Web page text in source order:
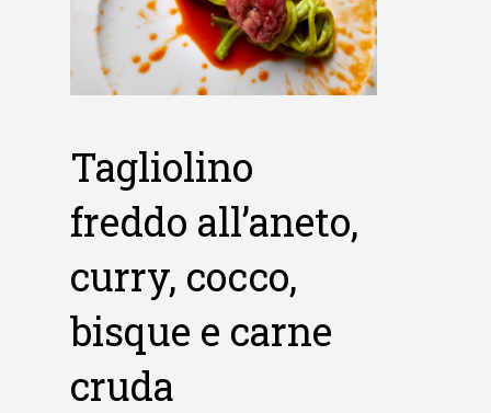
Tagliolino
freddo all’aneto,
curry, cocco,
bisque e carne
cruda